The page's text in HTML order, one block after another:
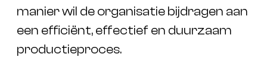
manier wil de organisatie bijdragen aan
een efficiënt, effectief en duurzaam
productieproces.